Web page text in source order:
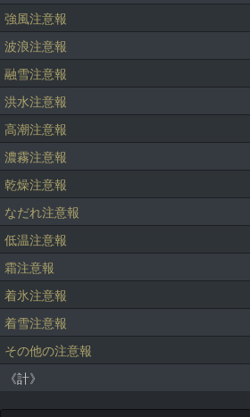
強風注意報
波浪注意報
融雪注意報
洪水注意報
高潮注意報
濃霧注意報
乾燥注意報
なだれ注意報
低温注意報
霜注意報
着氷注意報
着雪注意報
その他の注意報
《計》